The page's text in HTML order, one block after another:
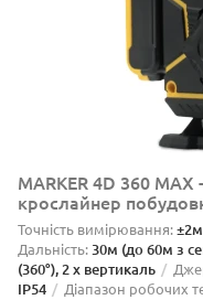
MARKER 4D 360 MAX
крослайнер
Точність вимірювання:
Дальність:30м (до 60м з
(360°), 2 x вертикаль
IP54 Діапазон робочих